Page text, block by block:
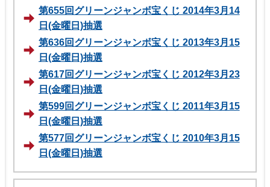
第655回グリーンジャンボ宝くじ 2014年3月14
日(金曜日)抽選
第636回グリーンジャンボ宝くじ 2013年3月15
日(金曜日)抽選
第617回グリーンジャンボ宝くじ 2012年3月23
日(金曜日)抽選
第599回グリーンジャンボ宝くじ 2011年3月15
日(金曜日)抽選
第577回グリーンジャンボ宝くじ 2010年3月15
日(金曜日)抽選